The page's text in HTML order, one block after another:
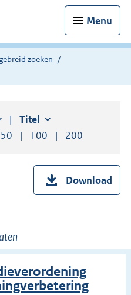
Menu
zoeken
Sorteer op:
Titel oplopend
per paginaper pagina
Toon
50 resultaten per pagina
Toon
100 resultaten per
Toon
200
Download